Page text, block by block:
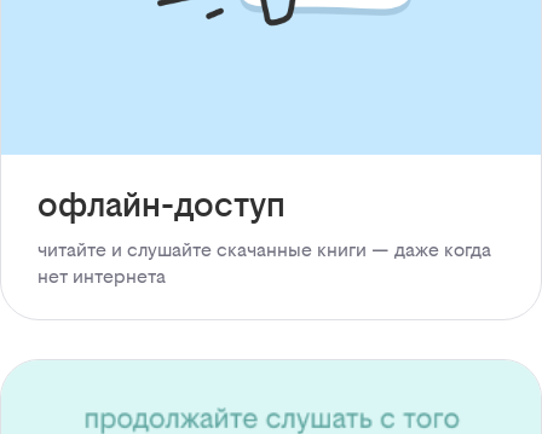
офлайн-доступ
читайте и слушайте скачанные книги — даже когда
нет интернета